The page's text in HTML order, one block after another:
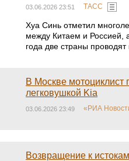
03.06.2026 23:51 ТАСС
Хуа Синь отметил
между Китаем и Россией,
года две страны
В Москве мотоциклист
легковушкой Kia
03.06.2026 23:49 «РИА
Возвращение к